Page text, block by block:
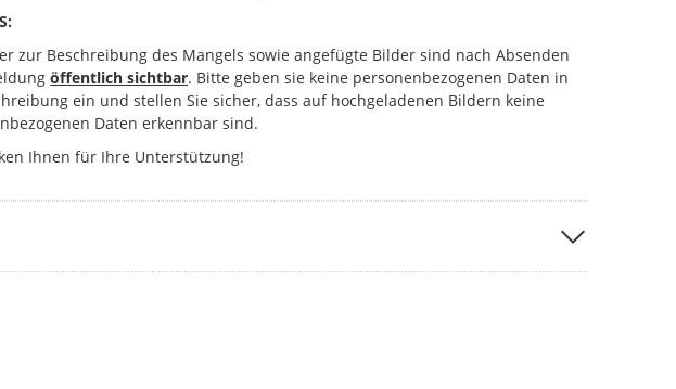
zur Beschreibung des Mangels sowie angefügte Bilder sind nach Absenden
öffentlich sichtbar. Bitte geben sie keine personenbezogenen Daten in
ein und stellen Sie sicher, dass auf hochgeladenen Bildern keine
Daten erkennbar sind.
Ihnen für Ihre Unterstützung!